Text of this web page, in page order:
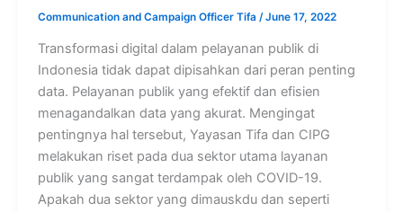
Communication and Campaign Officer Tifa /June 17, 2022
Transformasi digital dalam pelayanan publik di
Indonesia tidak dapat dipisahkan dari peran penting
data. Pelayanan publik yang efektif dan efisien
menagandalkan data yang akurat. Mengingat
pentingnya hal tersebut, Yayasan Tifa dan CIPG
melakukan riset pada dua sektor utama layanan
publik yang sangat terdampak oleh COVID-19.
Apakah dua sektor yang dimauskdu dan seperti